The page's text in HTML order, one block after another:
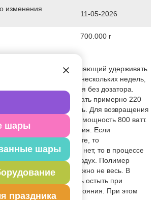
шары
шары
праздника
изменения
11-05-2026
700.000 г
состав, позволяющий удерживать
шаре от 08 часов до нескольких недель,
изнутри. Продается без дозатора.
хватит, чтобы обработать примерно 220
гель может загустеть. Для возвращения
в микроволновку, мощность 800 ватт.
до горячего состояния. Если
позволяет по высоте, то
открутить крышку, если нет, то в процессе
аккуратно стравить воздух. Полимер
но возможно не весь. В
остаться сгустки. 3) Дать остыть при
до теплого состояния. При этом